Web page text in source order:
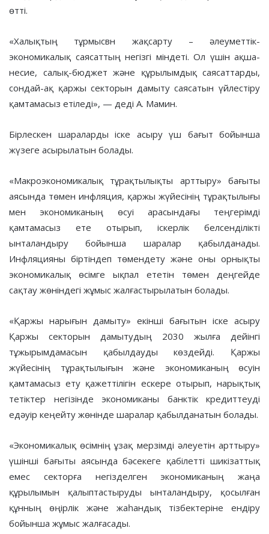
өтті.
«Халықтың тұрмысвн жақсарту – әлеуметтік-
экономикалық саясаттың негізгі міндеті. Ол үшін ақша-
несие, салық-бюджет және құрылымдық саясаттарды,
сондай-ақ қаржы секторын дамыту саясатын үйлестіру
қамтамасыз етіледі», — деді А. Мамин.
Бірлескен шараларды іске асыру үш бағыт бойынша
жүзеге асырылатын болады.
«Макроэкономикалық тұрақтылықты арттыру» бағыты
аясында төмен инфляция, қаржы жүйесінің тұрақтылығы
мен экономиканың өсуі арасындағы теңгерімді
қамтамасыз ете отырып, іскерлік белсенділікті
ынталандыру бойынша шаралар қабылданады.
Инфляцияны біртіндеп төмендету және оны орнықты
экономикалық өсімге ықпал ететін төмен деңгейде
сақтау жөніндегі жұмыс жалғастырылатын болады.
«Қаржы нарығын дамыту» екінші бағытын іске асыру
Қаржы секторын дамытудың 2030 жылға дейінгі
тұжырымдамасын қабылдауды көздейді. Қаржы
жүйесінің тұрақтылығын және экономиканың өсуін
қамтамасыз ету қажеттілігін ескере отырып, нарықтық
тетіктер негізінде экономиканы банктік кредиттеуді
едәуір кеңейту жөнінде шаралар қабылданатын болады.
«Экономикалық өсімнің ұзақ мерзімді әлеуетін арттыру»
үшінші бағыты аясында бәсекеге қабілетті шикізаттық
емес секторға негізделген экономиканың жаңа
құрылымын қалыптастыруды ынталандыру, қосылған
құнның өңірлік және жаһандық тізбектеріне ендіру
бойынша жұмыс жалғасады.